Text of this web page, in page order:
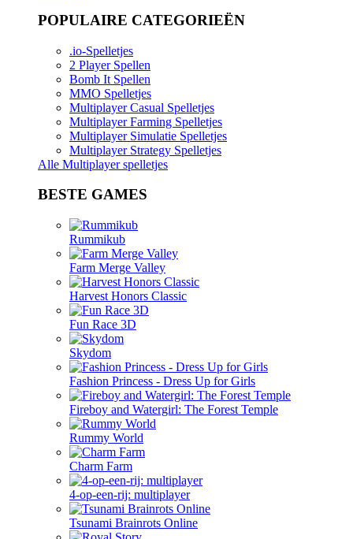
POPULAIRE CATEGORIEËN
.io-Spelletjes
2 Player Spellen
Bomb It Spellen
MMO Spelletjes
Multiplayer Casual Spelletjes
Multiplayer Farming Spelletjes
Multiplayer Simulatie Spelletjes
Multiplayer Strategy Spelletjes
Alle Multiplayer spelletjes
BESTE GAMES
Rummikub
Farm Merge Valley
Harvest Honors Classic
Fun Race 3D
Skydom
Fashion Princess - Dress Up for Girls
Fireboy and Watergirl: The Forest Temple
Rummy World
Charm Farm
4-op-een-rij: multiplayer
Tsunami Brainrots Online